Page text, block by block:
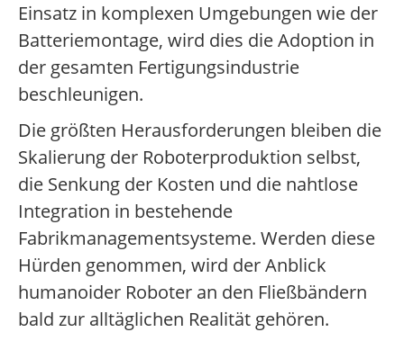
Einsatz in komplexen Umgebungen wie der
Batteriemontage, wird dies die Adoption in
der gesamten Fertigungsindustrie
beschleunigen.
Die größten Herausforderungen bleiben die
Skalierung der Roboterproduktion selbst,
die Senkung der Kosten und die nahtlose
Integration in bestehende
Fabrikmanagementsysteme. Werden diese
Hürden genommen, wird der Anblick
humanoider Roboter an den Fließbändern
bald zur alltäglichen Realität gehören.